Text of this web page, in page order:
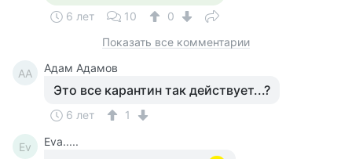
6 лет 10
0
Показать все комментарии
АА Адам Адамов
Это все карантин так действует...?
6 лет 1
Ev Eva.....